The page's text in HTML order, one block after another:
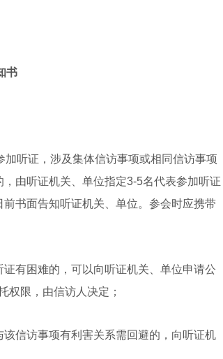
书
听证，涉及集体信访事项或相同信访事项
由听证机关、单位指定3-5名代表参加听证
书面告知听证机关、单位。参会时应携带
有困难的，可以向听证机关、单位申请公
权限，由信访人决定；
信访事项有利害关系需回避的，向听证机